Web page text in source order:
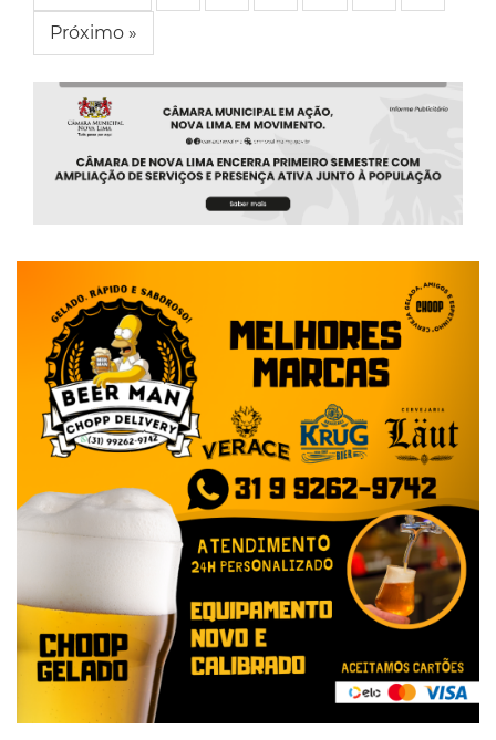
Próximo »